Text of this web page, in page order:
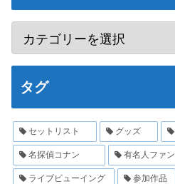
タグ
セットリスト グッズ
名探偵コナン 有名人ファン
ライブビューイング 参加作品